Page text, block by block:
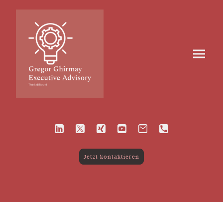
Jetzt kontaktieren